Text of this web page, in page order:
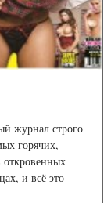
журнал строго
горячих,
откровенных
и всё это